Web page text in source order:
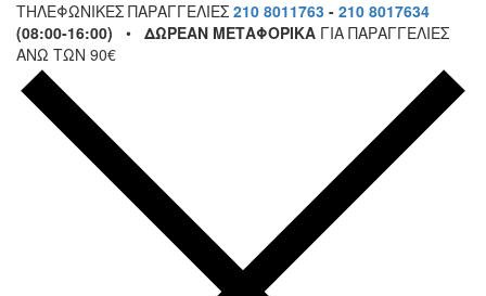
ΤΗΛΕΦΩΝΙΚΕΣ ΠΑΡΑΓΓΕΛΙΕΣ 210 8011763 - 210 8017634
(08:00-16:00) • ΔΩΡΕΑΝ ΜΕΤΑΦΟΡΙΚΑ ΓΙΑ ΠΑΡΑΓΓΕΛΙΕΣ
ΑΝΩ ΤΩΝ 90€